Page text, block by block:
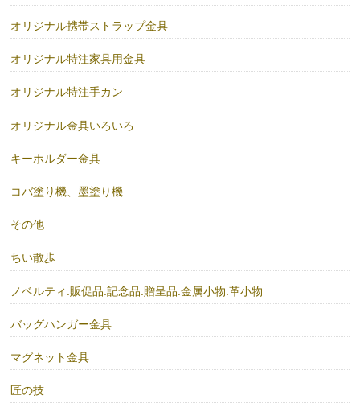
オリジナル携帯ストラップ金具
オリジナル特注家具用金具
オリジナル特注手カン
オリジナル金具いろいろ
キーホルダー金具
コバ塗り機、墨塗り機
その他
ちい散歩
ノベルティ.販促品.記念品.贈呈品.金属小物.革小物
バッグハンガー金具
マグネット金具
匠の技